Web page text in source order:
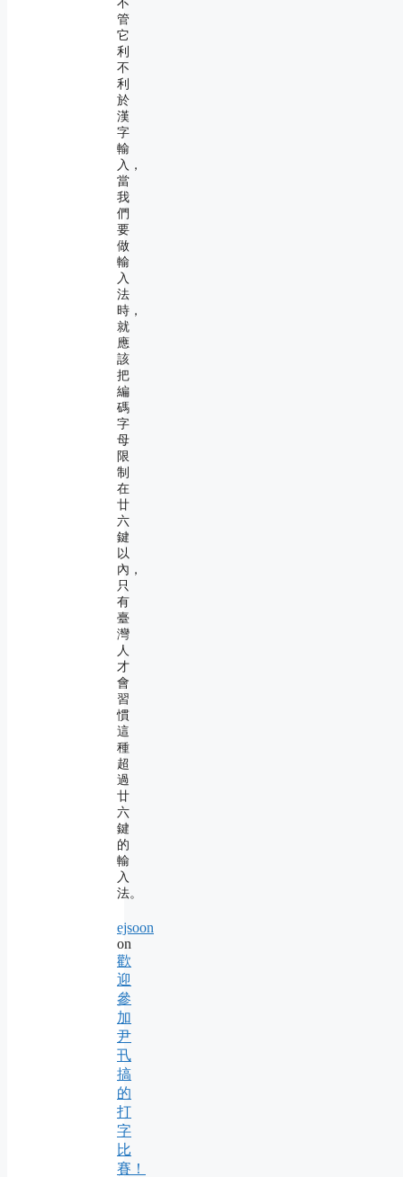
不
管
它
利
不
利
於
漢
字
輸
入，
當
我
們
要
做
輸
入
法
時，
就
應
該
把
編
碼
字
母
限
制
在
廿
六
鍵
以
內，
只
有
臺
灣
人
才
會
習
慣
這
種
超
過
廿
六
鍵
的
輸
入
法。
ejsoon
on
歡
迎
參
加
尹
卂
搞
的
打
字
比
賽！